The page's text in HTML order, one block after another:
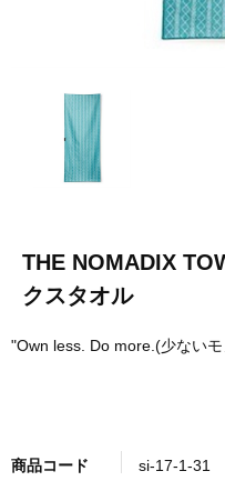
THE NOMADIX
クスタオル
"Own less. Do more.(少ない
商品コード si-17-1-31